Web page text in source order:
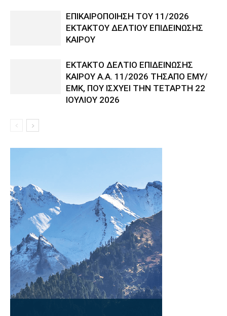
ΕΠΙΚΑΙΡΟΠΟΙΗΣΗ ΤΟΥ 11/2026
ΕΚΤΑΚΤΟΥ ΔΕΛΤΙΟΥ ΕΠΙΔΕΙΝΩΣΗΣ
ΚΑΙΡΟΥ
ΕΚΤΑΚΤΟ ΔΕΛΤΙΟ ΕΠΙΔΕΙΝΩΣΗΣ
ΚΑΙΡΟΥ Α.Α. 11/2026 ΤΗΣΑΠΟ ΕΜΥ/
ΕΜΚ, ΠΟΥ ΙΣΧΥΕΙ ΤΗΝ ΤΕΤΑΡΤΗ 22
ΙΟΥΛΙΟΥ 2026